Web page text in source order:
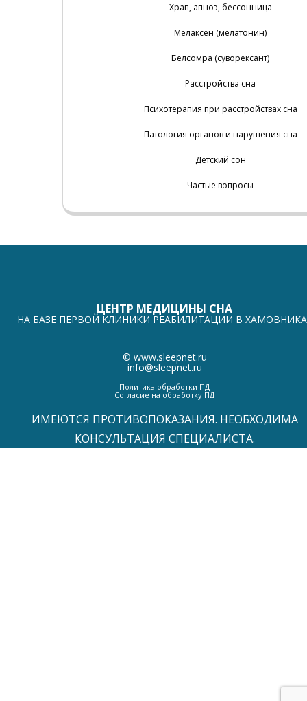
Храп, апноэ, бессонница
Мелаксен (мелатонин)
Белсомра (суворексант)
Расстройства сна
Психотерапия при расстройствах сна
Патология органов и нарушения сна
Детский сон
Частые вопросы
ЦЕНТР МЕДИЦИНЫ СНА
НА БАЗЕ ПЕРВОЙ КЛИНИКИ РЕАБИЛИТАЦИИ В
© www.sleepnet.ru
info@sleepnet.ru
Политика обработки ПД
Согласие на обработку ПД
ИМЕЮТСЯ ПРОТИВОПОКАЗАНИЯ. НЕОБХОДИМА
КОНСУЛЬТАЦИЯ СПЕЦИАЛИСТА.